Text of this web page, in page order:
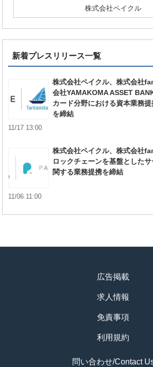
株式会社ペイクル
新着プレスリリース一覧
株式会社ペイクル、株式会社
会社YAMAKOMA ASSET
カード分野における資本業務
を締結
11/17 13:00
株式会社ペイクル、株式会社
ロックチェーンを基盤とした
関する業務提携を締結
11/06 11:00
広告掲載
求人情報
免責事項
利用規約
問い合わせ/Contact